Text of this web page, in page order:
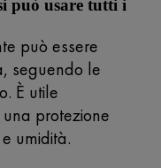
può usare tutti i
può essere
seguendo le
È utile
protezione
umidità.